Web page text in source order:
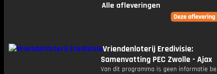
Alle afleveringen
Vriendenloterij Eredivisie:
Samenvatting PEC Zwolle - Ajax
Van dit programma is geen informatie